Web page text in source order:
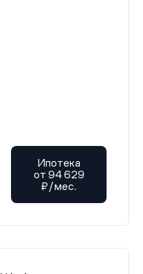
Ипотека
от 94 629
₽/мес.